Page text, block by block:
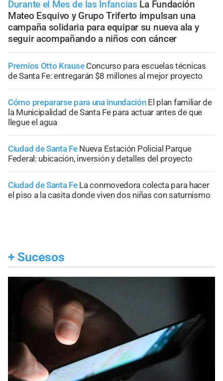
Durante el Mes de las Infancias La Fundación
Mateo Esquivo y Grupo Triferto impulsan una
campaña solidaria para equipar su nueva ala y
seguir acompañando a niños con cáncer
Premios Otto Krause Concurso para escuelas técnicas
de Santa Fe: entregarán $8 millones al mejor proyecto
Cómo prepararse para una inundación El plan familiar de
la Municipalidad de Santa Fe para actuar antes de que
llegue el agua
Ciudad de Santa Fe Nueva Estación Policial Parque
Federal: ubicación, inversión y detalles del proyecto
Ciudad de Santa Fe La conmovedora colecta para hacer
el piso a la casita donde viven dos niñas con saturnismo
+ Sucesos